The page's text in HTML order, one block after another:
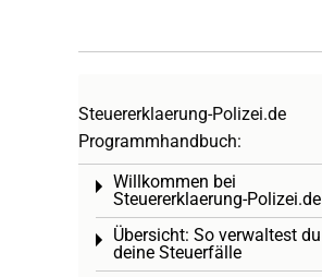
Steuererklaerung-Polizei.de
Programmhandbuch:
Willkommen bei
Steuererklaerung-Polizei.de
Toggle menu
Übersicht: So verwaltest du
deine Steuerfälle
Toggle menu